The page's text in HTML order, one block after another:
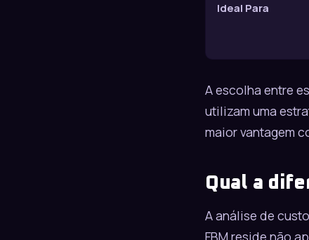
Ideal Para
A escolha entre
utilizam uma
maior vantagem
Qual a
A análise de